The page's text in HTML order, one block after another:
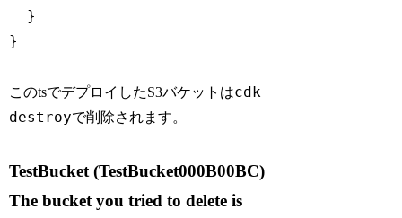
  }
}
このtsでデプロイしたS3バケットはcdk
destroyで削除されます。
TestBucket (TestBucket000B00BC)
The bucket you tried to delete is